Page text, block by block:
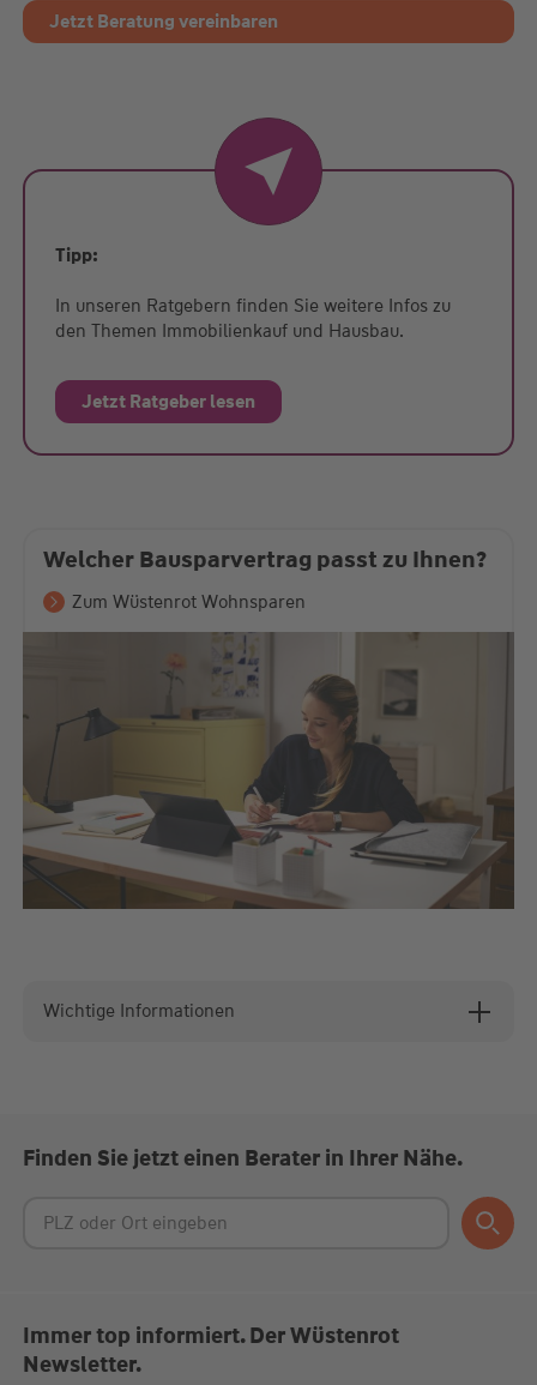
Jetzt Beratung vereinbaren
Tipp:
In unseren Ratgebern finden Sie weitere Infos zu
den Themen Immobilienkauf und Hausbau.
Jetzt Ratgeber lesen
Welcher Bausparvertrag passt zu Ihnen?
Zum Wüstenrot Wohnsparen
Wichtige Informationen
Finden Sie jetzt einen Berater in Ihrer Nähe.
Immer top informiert. Der Wüstenrot
Newsletter.